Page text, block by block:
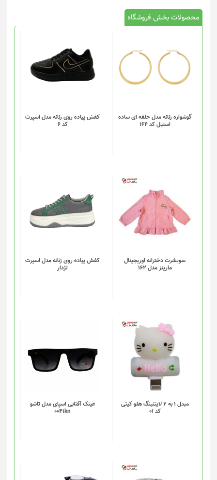
محصولات بخش فروشگاه
گوشواره زنانه مدل حلقه ای ساده
استیل کد 164
محصول
دارای
انواع
مختلفی
گزینه
ها
محصول
انتخاب
شوند
کفش پیاده روی زنانه مدل اسپرت
کد 6
سویشرت دخترانه اوریجینال
مارینز مدل 162
کفش پیاده روی زنانه مدل اسپرت
لژدار
محصول
دارای
انواع
مختلفی
گزینه
ها
مبدل 1 به 2 لایتنینگ هلو کیتی
کد 01
عینک آفتابی اسپای مدل تاشو
0041kn